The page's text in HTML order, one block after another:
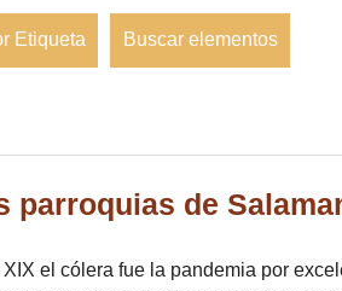
Etiqueta Buscar elementos
parroquias de
el cólera fue la pandemia por